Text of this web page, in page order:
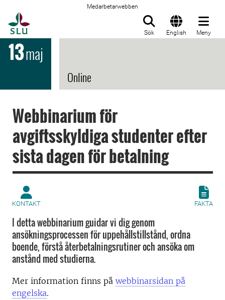
Medarbetarwebben
Sök English Meny
13maj
Online
Webbinarium för
avgiftsskyldiga studenter efter
sista dagen för betalning
KONTAKT FAKTA
I detta webbinarium guidar vi dig genom
ansökningsprocessen för uppehållstillstånd, ordna
boende, förstå återbetalningsrutiner och ansöka om
anstånd med studierna.
Mer information finns på webbinarsidan på
engelska.